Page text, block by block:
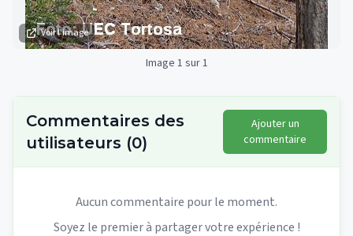
Voir l'image
Image 1 sur 1
Commentaires des
utilisateurs (0)
Ajouter un
commentaire
Aucun commentaire pour le moment.
Soyez le premier à partager votre expérience !